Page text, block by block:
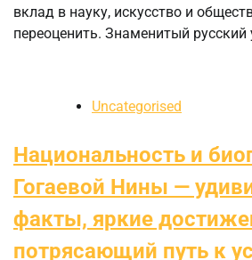
вклад в науку, искусство и
переоценить. Знаменитый русский
Uncategorised
Национальность и
Гогаевой Нины —
факты, яркие
потрясающий путь к